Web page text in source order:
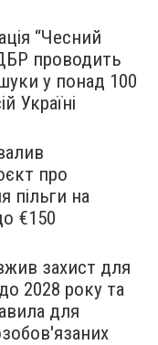
“Чесний
проводить
у понад 100
Україні
про
пільги на
€150
захист для
2028 року та
для